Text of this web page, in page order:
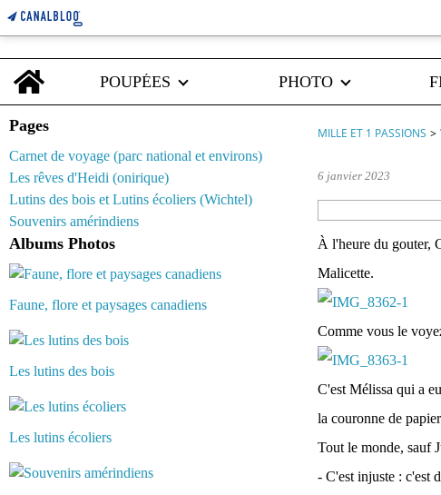
Home
POUPÉES
PHOTO
Pages
Carnet de voyage (parc national et environs)
Les rêves d'Heidi (onirique)
Lutins des bois et Lutins écoliers (Wichtel)
Souvenirs amérindiens
Albums Photos
Faune, flore et paysages canadiens
Les lutins des bois
Les lutins écoliers
MILLE ET 1 PASSIONS >
6 janvier 2023
À l'heure du gouter,
Malicette.
Comme vous le
C'est Mélissa qui a
la couronne de
Tout le monde, sauf
- C'est injuste : c'est